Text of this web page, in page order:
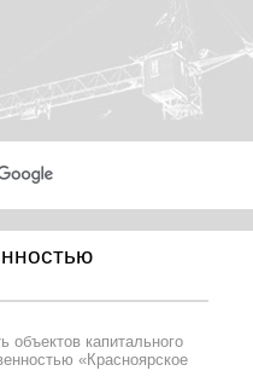
объектов капитального
«Красноярское